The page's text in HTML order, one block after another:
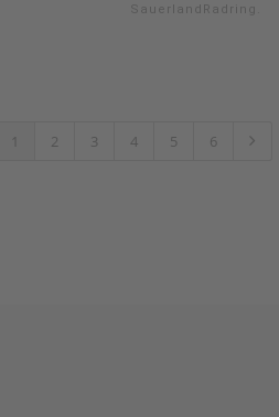
SauerlandRadring.
1 2 3 4 5 6